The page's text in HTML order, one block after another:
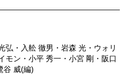
弘 ・ 入舩 徹男 ・岩森 光 ・ ウォリ
モン ・小平 秀一 ・小宮 剛 ・ 阪口
谷 威(編)